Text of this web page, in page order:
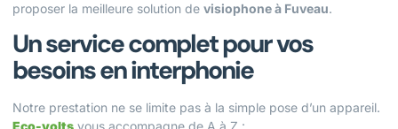
proposer la meilleure solution de visiophone à Fuveau.
Un service complet pour vos
besoins en interphonie
Notre prestation ne se limite pas à la simple pose d’un appareil.
Eco-volts vous accompagne de A à Z :